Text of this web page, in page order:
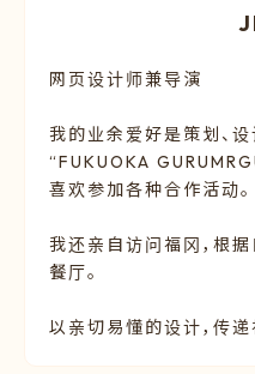
网页设计师兼导演
我的业余爱好是策划、
“FUKUOKA
喜欢参加各种合作活动。
我还亲自访问福冈，根
餐厅。
以亲切易懂的设计，传递